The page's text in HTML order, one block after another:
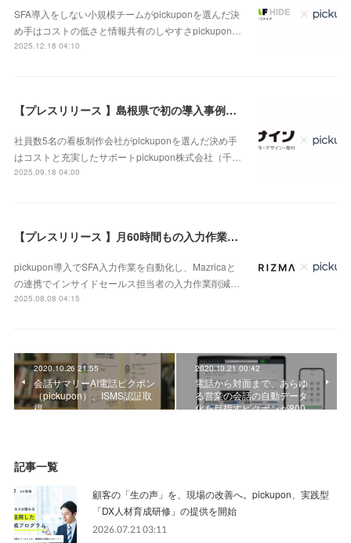
SFA導入をしない小規模チームがpickuponを選んだ決
め手はコストの低さと情報共有のしやすさpickupon…
2025.12.18 04:10
【プレスリリース 】島根県で初の導入事例公開！スモールスタートでハイリターンなチーム作りを可能にした株式会社エヌサインのpickupon導入事例
社員数5名の看板制作会社がpickuponを選んだ決め手
はコストと充実したサポートpickupon株式会社（千…
2025.09.18 04:00
【プレスリリース 】月60時間もの入力作業を削減できた秘訣公開！株式会社PRIZMAのpickupon導入&Mazrica連携の事例
pickupon導入でSFA入力作業を自動化し、Mazricaと
の連携でインサイドセールス担当者の入力作業削減…
2025.08.08 04:15
2020.10.26 21:55
会話サマリーAI電話ピクポン
（pickupon）、ISMS認証取
得
2020.10.21 00:42
電話から対面まで、あらゆ
る営業の会話の自動データ
化を目指すピクポンが800…
記事一覧
顧客の「生の声」を、現場の改善へ。pickupon、実践型
「DX人材育成研修」の提供を開始
2026.07.21 03:11